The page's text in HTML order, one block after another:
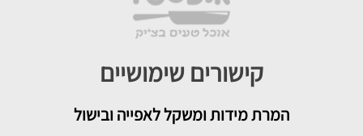
קישורים שימושיים
המרת מידות ומשקל לאפייה ובישול